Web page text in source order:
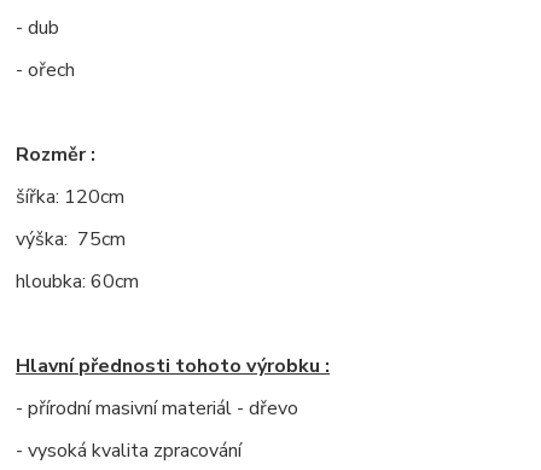
- dub
- ořech
Rozměr :
šířka: 120cm
výška: 75cm
hloubka: 60cm
Hlavní přednosti tohoto výrobku :
- přírodní masivní materiál - dřevo
- vysoká kvalita zpracování